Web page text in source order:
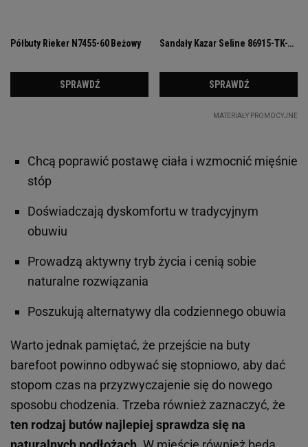
Chcą poprawić postawę ciała i wzmocnić mięśnie
stóp
Doświadczają dyskomfortu w tradycyjnym
obuwiu
Prowadzą aktywny tryb życia i cenią sobie
naturalne rozwiązania
Poszukują alternatywy dla codziennego obuwia
Warto jednak pamiętać, że przejście na buty
barefoot powinno odbywać się stopniowo, aby dać
stopom czas na przyzwyczajenie się do nowego
sposobu chodzenia. Trzeba również zaznaczyć, że
ten rodzaj butów najlepiej sprawdza się na